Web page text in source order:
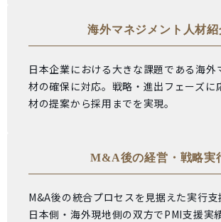
海外マネジメント人材紹
日本企業における大きな課題である海外
材の確保に対応。戦略・進出フェーズに
材の提案から採用までを実現。
M&A後の経営・戦略実
M&A後の統合プロセスを見据えた実行支
日本側・海外現地側の双方でPMI支援実